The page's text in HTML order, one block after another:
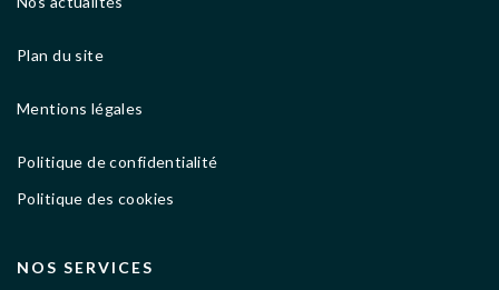
Plan du site
Mentions légales
Politique de confidentialité
Politique des cookies
NOS SERVICES